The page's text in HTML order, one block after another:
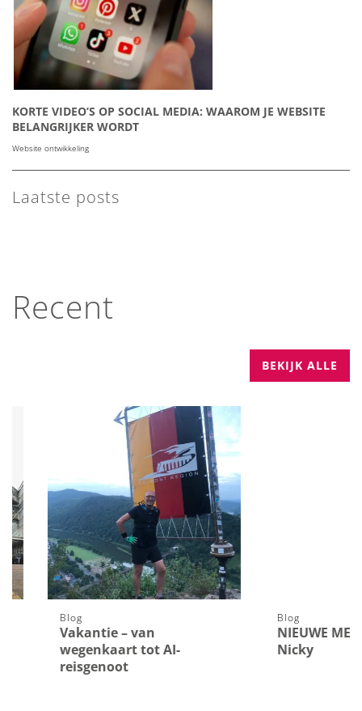
KORTE VIDEO’S OP SOCIAL MEDIA: WAAROM JE WEBSITE
BELANGRIJKER WORDT
Website ontwikkeling
Laatste posts
Recent
BEKIJK ALLE
Vakantie – van
wegenkaart tot AI-
reisgenoot
NIEUWE